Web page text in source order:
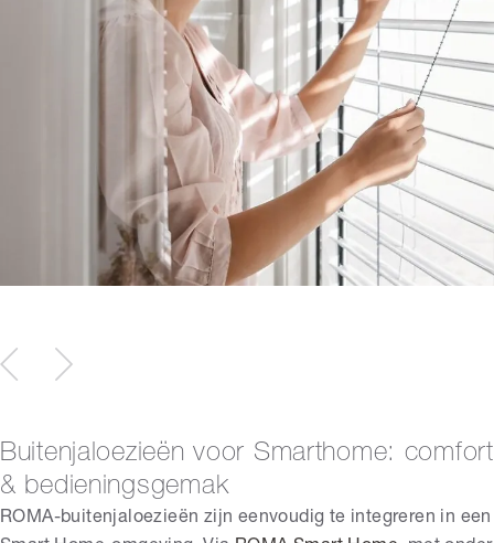
Buitenjaloezieën voor Smarthome: comfort
& bedieningsgemak
ROMA-buitenjaloezieën zijn eenvoudig te integreren in een